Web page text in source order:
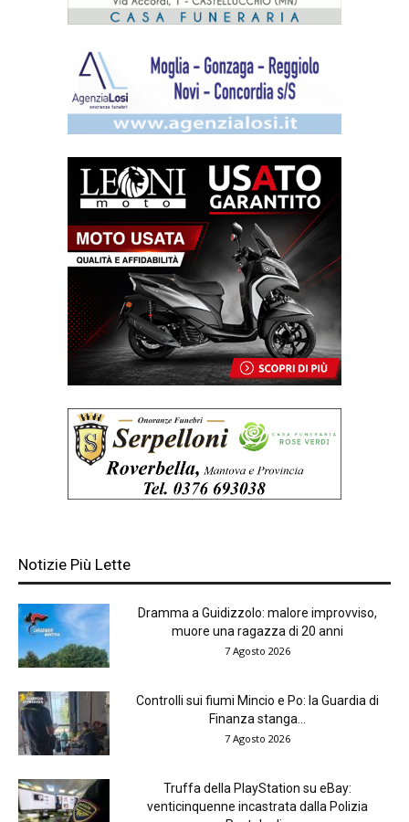
Notizie Più Lette
Dramma a Guidizzolo: malore improvviso,
muore una ragazza di 20 anni
7 Agosto 2026
Controlli sui fiumi Mincio e Po: la Guardia di
Finanza stanga...
7 Agosto 2026
Truffa della PlayStation su eBay:
venticinquenne incastrata dalla Polizia